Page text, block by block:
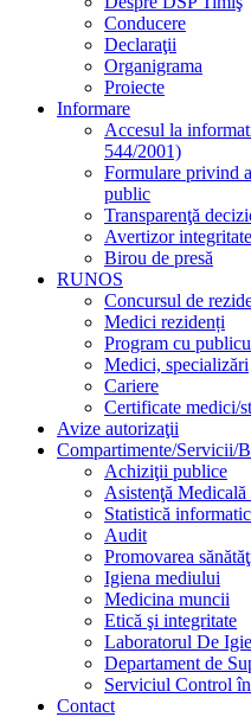
Conducere
Declaraţii
Organigrama
Proiecte
Informare
Accesul la
544/2001)
Formulare privind
public
Transparenţă
Avertizor integritate
Birou de presă
RUNOS
Concursul de
Medici rezidenți
Program cu
Medici, specializări
Cariere
Certificate medici/
Avize autorizaţii
Compartimente/Servicii/
Achiziţii publice
Asistenţă Medicală
Statistică
Audit
Promovarea
Igiena mediului
Medicina muncii
Etică şi integritate
Laboratorul De
Departament de
Serviciul Control
Contact